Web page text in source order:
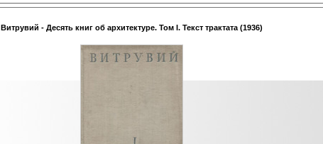
Витрувий - Десять книг об архитектуре. Том I. Текст трактата (1936)